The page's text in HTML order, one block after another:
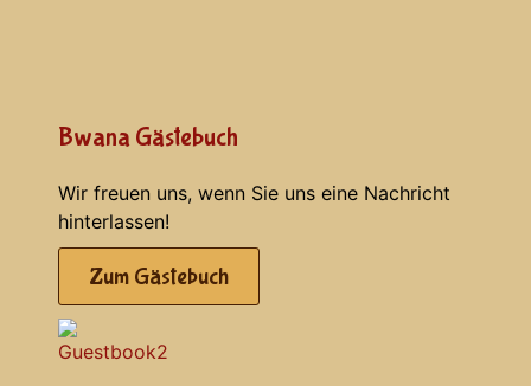
Bwana Gästebuch
Wir freuen uns, wenn Sie uns eine Nachricht
hinterlassen!
Zum Gästebuch